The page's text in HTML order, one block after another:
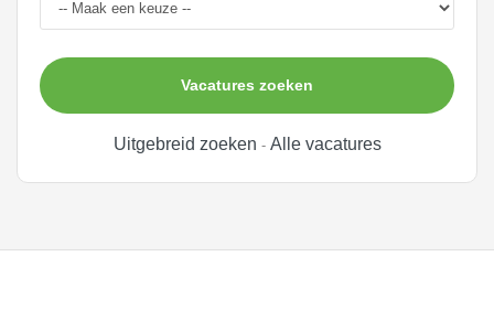
Vacatures zoeken
Uitgebreid zoeken - Alle vacatures